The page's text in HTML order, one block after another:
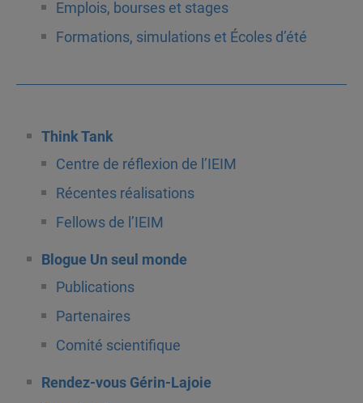
Emplois, bourses et stages
Formations, simulations et Écoles d’été
Think Tank
Centre de réflexion de l’IEIM
Récentes réalisations
Fellows de l’IEIM
Blogue Un seul monde
Publications
Partenaires
Comité scientifique
Rendez-vous Gérin-Lajoie